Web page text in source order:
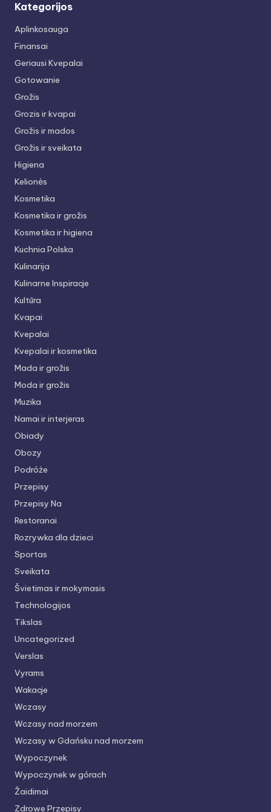
Kategorijos
Aplinkosauga
Finansai
Geriausi Kvepalai
Gotowanie
Grožis
Grozis ir kvapai
Grožis ir mados
Grožis ir sveikata
Higiena
Kelionės
Kosmetika
Kosmetika ir grožis
Kosmetika ir higiena
Kuchnia Polska
Kulinarija
Kulinarne Inspiracje
Kultūra
Kvapai
Kvepalai
Kvepalai ir kosmetika
Mada ir grožis
Moda ir grožis
Muzika
Namai ir interjeras
Obiady
Obozy
Podróże
Przepisy
Przepisy Na
Restoranai
Rozrywka dla dzieci
Sportas
Sveikata
Švietimas ir mokymasis
Technologijos
Tikslas
Uncategorized
Verslas
Vyrams
Wakacje
Wczasy
Wczasy nad morzem
Wczasy w Gdańsku nad morzem
Wypoczynek
Wypoczynek w górach
Žaidimai
Zdrowe Przepisy